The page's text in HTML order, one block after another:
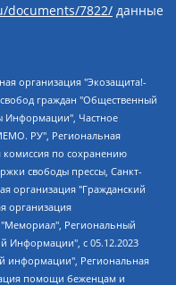
documents/7822/ данные
с ограниченной ответственностью "Чайка Белые сады", Ветошкина Валерия Валерьевна, Заговора Максим Александрович, Межрегиональное общественное движение "Российская ЛГБТ - сеть", Оленичев Максим Владимирович, Павлов Иван Юрьевич, Скворцова Елена Сергеевна, Общество с ограниченной ответственностью "Как бы инагент", Кочетков Игорь Викторович, Общество с ограниченной ответственностью "Честные выборы", Еланчик Олег Александрович, Общество с ограниченной ответственностью "Нобелевский призыв", Гималова Регина Эмилевна, Григорьев Андрей Валерьевич, Григорьева Алина Александровна, Ассоциация по содействию защите прав призывников, альтернативнослужащих и военнослужащих "Правозащитная группа "Гражданин.Армия.Право", Хисамова Регина Фаритовна, Автономная некоммерческая организация по реализации социально-правовых программ "Лилит", Дальневосточное общественное движение "Маяк", Санкт-Петербургская ЛГБТ-инициативная группа "Выход", Инициативная группа ЛГБТ+ "Реверс", Алексеев Андрей Викторович, Бекбулатова Таисия Львовна, Беляев Иван Михайлович, Владыкина Елена Сергеевна, Гельман Марат Александрович, Никульшина Вероника Юрьевна, Толоконникова Надежда Андреевна, Шендерович Виктор Анатольевич, Общество с ограниченной ответственностью "Данное сообщение", Общество с ограниченной ответственностью Издательский дом "Новая глава", Айнбиндер Александра Александровна, Московский комьюнити-центр для ЛГБТ+инициатив, Благотворительный фонд развития филантропии, Deutsche Welle (Германия, Kurt-Schumacher-Strasse 3, 53113 Bonn), Борзунова Мария Михайловна, Воробьев Виктор Викторович, Голубева Анна Львовна, Константинова Алла Михайловна, Малкова Ирина Владимировна, Мурадов Мурад Абдулгалимович, Осетинская Елизавета Николаевна, Понасенков Евгений Николаевич, Ганапольский Матвей Юрьевич, Киселев Евгений Алексеевич, Борухович Ирина Григорьевна, Дремин Иван Тимофеевич, Дубровский Дмитрий Викторович, Красноярская региональная общественная организация поддержки и развития альтернативных образовательных технологий и межкультурных коммуникаций "ИНТЕРРА", Маяковская Екатерина Алексеевна, Фейгин Марк Захарович, Филимонов Андрей Викторович, Дзугкоева Регина Николаевна, Доброхотов Роман Александрович, Дудь Юрий Александрович, Елкин Сергей Владимирович, Кругликов Кирилл Игоревич, Сабунаева Мария Леонидовна, Семенов Алексей Владимирович, Шаинян Карен Багратович, Шульман Екатерина Михайловна, Асафьев Артур Валерьевич, Вахштайн Виктор Семенович, Венедиктов Алексей Алексеевич, Лушникова Екатерина Евгеньевна, Волков Леонид Михайлович, Невзоров Александр Глебович, Пархоменко Сергей Борисович, Сироткин Ярослав Николаевич, Кара-Мурза Владимир Владимирович, Баранова Наталья Владимировна, Гозман Леонид Яковлевич, Кагарлицкий Борис Юльевич, Климарев Михаил Валерьевич, Милов Владимир Станиславович, Автономная некоммерческая организация Краснодарский центр современного искусства "Типография", Моргенштерн Алишер Тагирович, Соболь Любовь Эдуардовна, Общество с ограниченной ответственностью "ЛИЗА НОРМ", Каспаров Гарри Кимович, Ходорковский Михаил Борисович, Общество с ограниченной ответственностью "Апрельские тезисы", Данилович Ирина Брониславовна, Кашин Олег Владимирович, Петров Николай Владимирович, Пивоваров Алексей Владимирович, Соколов Михаил Владимирович, Цветкова Юлия Владимировна, Чичваркин Евгений Александрович, Комитет против пыток/Команда против пыток, Общество с ограниченной ответственностью "Первый научный", Общество с ограниченной ответственностью "Вертолет и ко", Белоцерковская Вероника Борисовна, Кац Максим Евгеньевич, Лазарева Татьяна Юрьевна, Шаведдинов Руслан Табризович, Яшин Илья Валерьевич, Общество с ограниченной ответственностью "Иноагент ААВ", Алешковский Дмитрий Петрович, Альбац Евгения Марковна, Быков Дмитрий Львович, Галямина Юлия Евгеньевна, Лойко Сергей Леонидович, Мартынов Кирилл Константинович, Медведев Сергей Александрович, Крашенинников Федор Геннадиевич, Гордеева Катерина Вл